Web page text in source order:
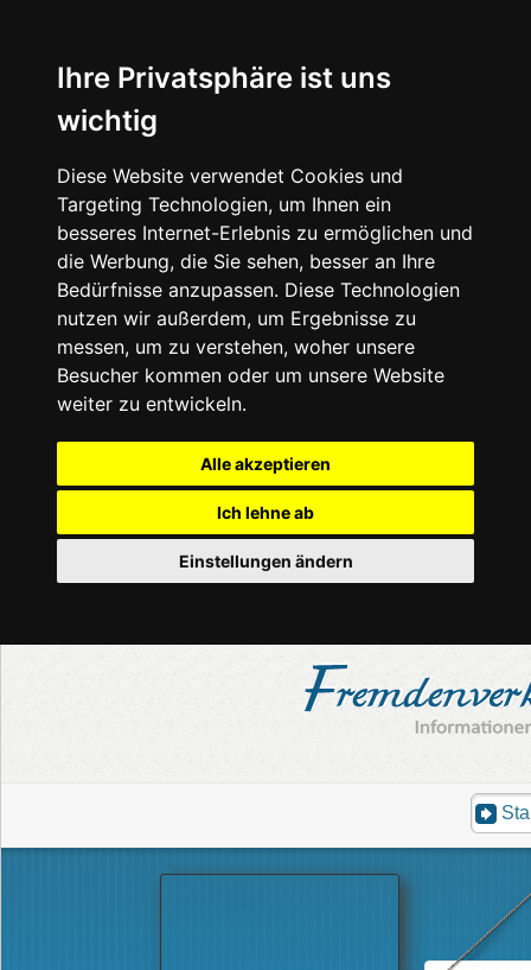
Ihre Privatsphäre ist uns
wichtig
Diese Website verwendet Cookies und
Targeting Technologien, um Ihnen ein
besseres Internet-Erlebnis zu ermöglichen und
die Werbung, die Sie sehen, besser an Ihre
Bedürfnisse anzupassen. Diese Technologien
nutzen wir außerdem, um Ergebnisse zu
messen, um zu verstehen, woher unsere
Besucher kommen oder um unsere Website
weiter zu entwickeln.
Alle akzeptieren
Ich lehne ab
Einstellungen ändern